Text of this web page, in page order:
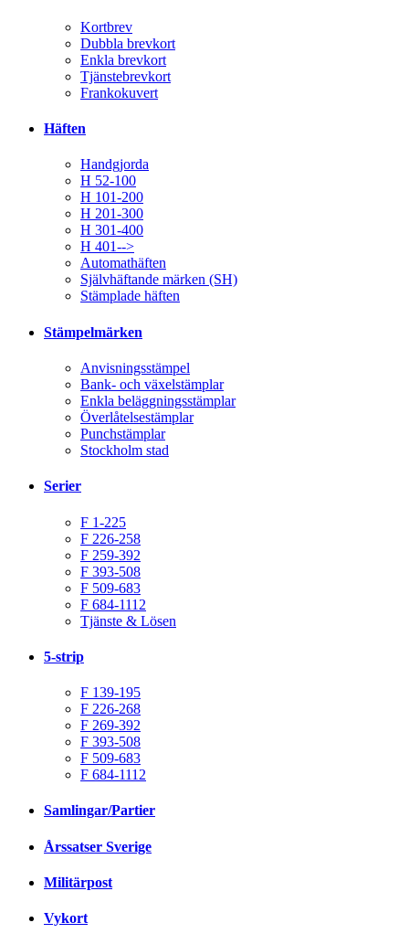
Kortbrev
Dubbla brevkort
Enkla brevkort
Tjänstebrevkort
Frankokuvert
Häften
Handgjorda
H 52-100
H 101-200
H 201-300
H 301-400
H 401-->
Automathäften
Självhäftande märken (SH)
Stämplade häften
Stämpelmärken
Anvisningsstämpel
Bank- och växelstämplar
Enkla beläggningsstämplar
Överlåtelsestämplar
Punchstämplar
Stockholm stad
Serier
F 1-225
F 226-258
F 259-392
F 393-508
F 509-683
F 684-1112
Tjänste & Lösen
5-strip
F 139-195
F 226-268
F 269-392
F 393-508
F 509-683
F 684-1112
Samlingar/Partier
Årssatser Sverige
Militärpost
Vykort